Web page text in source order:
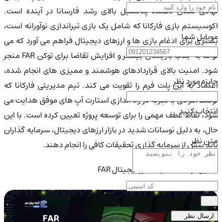
نهادی نشان دهنده پتانسیل بالای رشد فارسانا در آینده است.
اکوسیستم بازی فارکانا که شامل یک بازی تیراندازی نوآورانه است،
بستری برای ادغام بازی ها و ارزهای دیجیتال فراهم می آورد که می
تواند به جذب بازیکنان بیشتر و افزایش تقاضا برای توکن FAR منجر
شود. امنیت بالای قراردادهای هوشمند و ممیزی های انجام شده،
اعتماد به این پلت فرم را تقویت می کند. تیم مدیریتی فارکانا که
توسط افرادی با تجربه در راه اندازی استارت آپ های موفق هدایت می
شود، نقاط عطف مهمی را برای توسعه پروژه تعیین کرده است. با این
حال، به دلیل نوسانات شدید در بازار ارزهای دیجیتال، سرمایه گذاران
باید پیش از سرمایه گذاری تحقیقات کافی را انجام دهند.
تحلیل نوسانات قیمت ارز دیجیتال FAR
موبایل شما
جایزه مورد نظر
انتخاب کنید
متن نظر
ارسال نظر